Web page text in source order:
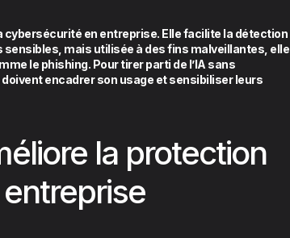
cybersécurité en entreprise. Elle facilite la détection
mais utilisée à des fins malveillantes, elle
le phishing. Pour tirer parti de l’IA sans
encadrer son usage et sensibiliser leurs
la protection